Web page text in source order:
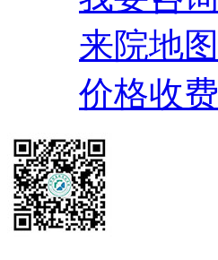
来院地图
价格收费